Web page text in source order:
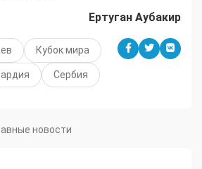
Ертуган Аубакир
Кубок мира
Сербия
новости